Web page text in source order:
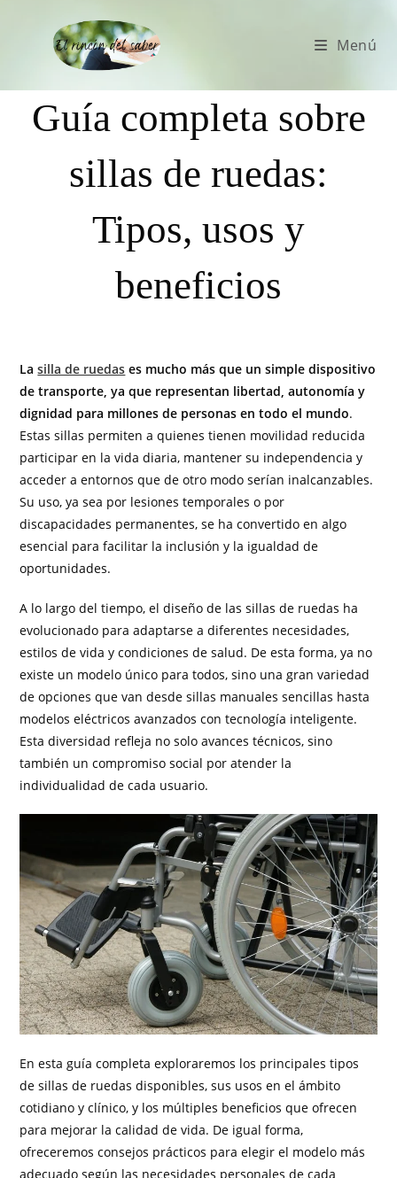
Menú
Guía completa sobre
sillas de ruedas:
Tipos, usos y
beneficios
Lasilla de ruedas es mucho más que un simple dispositivo
de transporte, ya que representan libertad, autonomía y
dignidad para millones de personas en todo el mundo.
Estas sillas permiten a quienes tienen movilidad reducida
participar en la vida diaria, mantener su independencia y
acceder a entornos que de otro modo serían inalcanzables.
Su uso, ya sea por lesiones temporales o por
discapacidades permanentes, se ha convertido en algo
esencial para facilitar la inclusión y la igualdad de
oportunidades.
A lo largo del tiempo, el diseño de las sillas de ruedas ha
evolucionado para adaptarse a diferentes necesidades,
estilos de vida y condiciones de salud. De esta forma, ya no
existe un modelo único para todos, sino una gran variedad
de opciones que van desde sillas manuales sencillas hasta
modelos eléctricos avanzados con tecnología inteligente.
Esta diversidad refleja no solo avances técnicos, sino
también un compromiso social por atender la
individualidad de cada usuario.
En esta guía completa exploraremos los principales tipos
de sillas de ruedas disponibles, sus usos en el ámbito
cotidiano y clínico, y los múltiples beneficios que ofrecen
para mejorar la calidad de vida. De igual forma,
ofreceremos consejos prácticos para elegir el modelo más
adecuado según las necesidades personales de cada